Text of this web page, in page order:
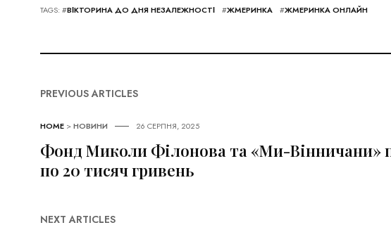
TAGS: #ВІКТОРИНА ДО ДНЯ НЕЗАЛЕЖНОСТІ #ЖМЕРИНКА #ЖМЕРИНКА ОНЛАЙН
PREVIOUS ARTICLES
HOME >НОВИНИ 26 СЕРПНЯ, 2025
Фонд Миколи Філонова та «Ми-Вінничани»
по 20 тисяч гривень
NEXT ARTICLES